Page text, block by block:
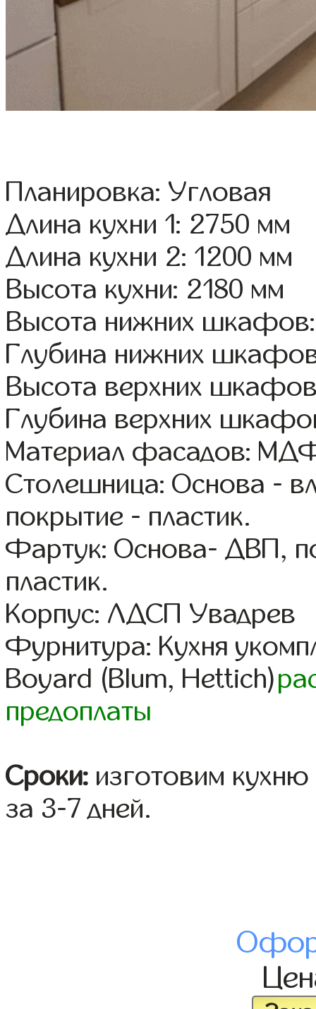
Планировка: Угловая
Длина кухни 1: 2750 мм
Длина кухни 2: 1200 мм
Высота кухни: 2180 мм
Высота нижних
Глубина нижних
Высота верхних
Глубина верхних
Материал фасадов:
Столешница: Основа -
покрытие - пластик.
Фартук: Основа- ДВП,
пластик.
Корпус: ЛДСП Увадрев
Фурнитура: Кухня
Boyard (Blum, Hettich)
предоплаты
Сроки: изготовим
за 3-7 дней.